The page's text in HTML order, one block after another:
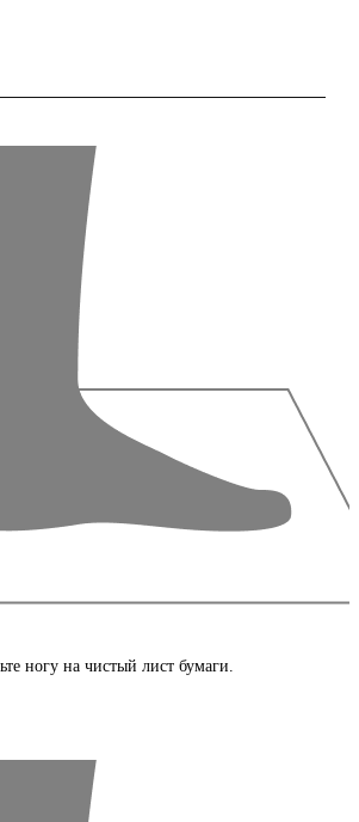
ногу на чистый лист бумаги.